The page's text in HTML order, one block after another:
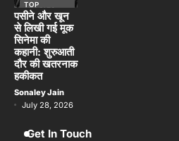
TOP
STORIES
पसीने और खून
से लिखी गई मूक
सिनेमा की
कहानी: शुरुआती
दौर की खतरनाक
हकीकत
Sonaley Jain
July 28, 2026
Get In Touch